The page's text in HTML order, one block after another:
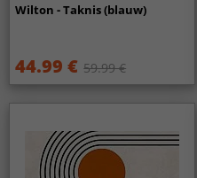
Wilton - Taknis (blauw)
44.99 € 59.99 €